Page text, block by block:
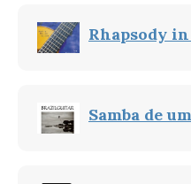
Rhapsody
Samba de